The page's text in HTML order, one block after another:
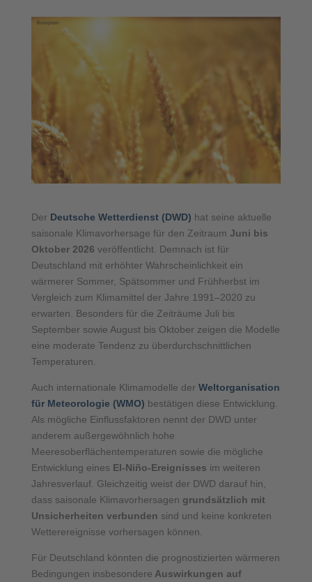
Der Deutsche Wetterdienst (DWD) hat seine aktuelle
saisonale Klimavorhersage für den Zeitraum Juni bis
Oktober 2026 veröffentlicht. Demnach ist für
Deutschland mit erhöhter Wahrscheinlichkeit ein
wärmerer Sommer, Spätsommer und Frühherbst im
Vergleich zum Klimamittel der Jahre 1991–2020 zu
erwarten. Besonders für die Zeiträume Juli bis
September sowie August bis Oktober zeigen die Modelle
eine moderate Tendenz zu überdurchschnittlichen
Temperaturen.
Auch internationale Klimamodelle der Weltorganisation
für Meteorologie (WMO) bestätigen diese Entwicklung.
Als mögliche Einflussfaktoren nennt der DWD unter
anderem außergewöhnlich hohe
Meeresoberflächentemperaturen sowie die mögliche
Entwicklung eines El-Niño-Ereignisses im weiteren
Jahresverlauf. Gleichzeitig weist der DWD darauf hin,
dass saisonale Klimavorhersagen grundsätzlich mit
Unsicherheiten verbunden sind und keine konkreten
Wetterereignisse vorhersagen können.
Für Deutschland könnten die prognostizierten wärmeren
Bedingungen insbesondere Auswirkungen auf